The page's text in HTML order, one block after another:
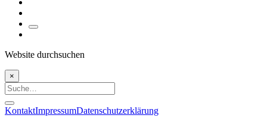
Website durchsuchen
×
KontaktImpressumDatenschutzerklärung